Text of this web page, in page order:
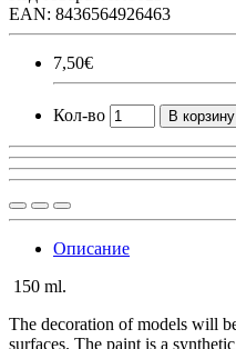
EAN: 8436564926463
7,50€
Кол-во В корзину
Описание
150 ml.
The decoration of models will
surfaces. The paint is a